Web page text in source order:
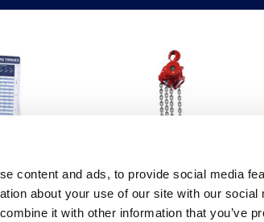
content and ads, to provide social media
about your use of our site with our social
it with other information that you’ve